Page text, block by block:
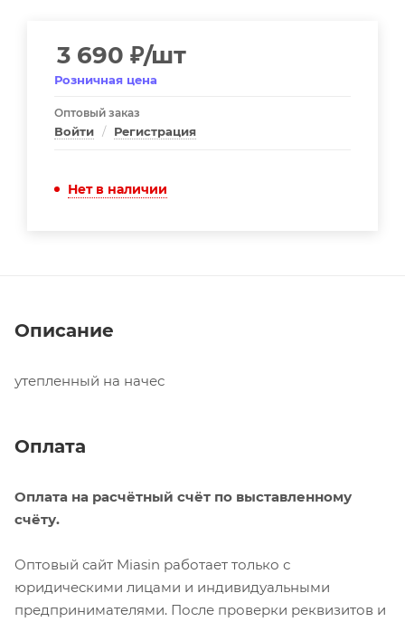
3 690 ₽/шт
Розничная цена
Оптовый заказ
Войти / Регистрация
Нет в наличии
Описание
утепленный на начес
Оплата
Оплата на расчётный счёт по выставленному
счёту.
Оптовый сайт Miasin работает только с
юридическими лицами и индивидуальными
предпринимателями. После проверки реквизитов и